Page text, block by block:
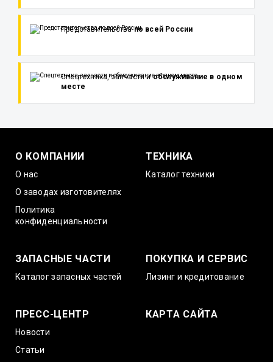
Представительствапо всей России
Спецтехника, запчасти иобслуживание в одном
месте
О КОМПАНИИ
О нас
О заводах изготовителях
Политика
конфиденциальности
ТЕХНИКА
Каталог техники
ЗАПАСНЫЕ ЧАСТИ
Каталог запасных частей
ПОКУПКА И СЕРВИС
Лизинг и кредитование
ПРЕСС-ЦЕНТР
Новости
Статьи
КАРТА САЙТА